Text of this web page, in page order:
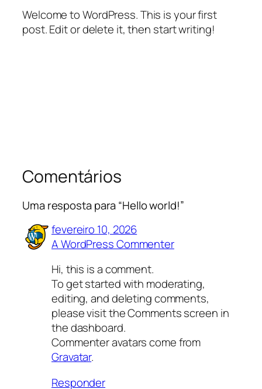
Welcome to WordPress. This is your first
post. Edit or delete it, then start writing!
Comentários
Uma resposta para “Hello world!”
fevereiro 10, 2026
A WordPress Commenter
Hi, this is a comment.
To get started with moderating,
editing, and deleting comments,
please visit the Comments screen in
the dashboard.
Commenter avatars come from
Gravatar.
Responder